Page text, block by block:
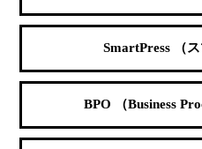
SmartPress （ス
BPO （Business